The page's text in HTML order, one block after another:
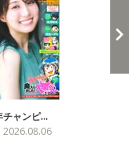
チャンピ…
2026.08.06